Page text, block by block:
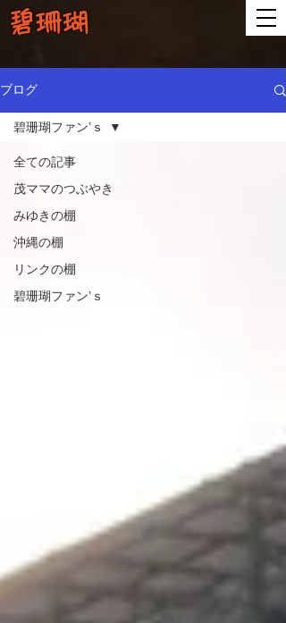
碧珊瑚
ブログ
全ての記事
茂ママのつぶやき
みゆきの棚
沖縄の棚
リンクの棚
碧珊瑚ファン’ｓ
碧珊瑚ファン’ｓ